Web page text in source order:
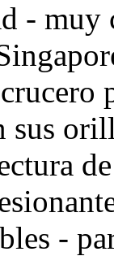
-
sus
-